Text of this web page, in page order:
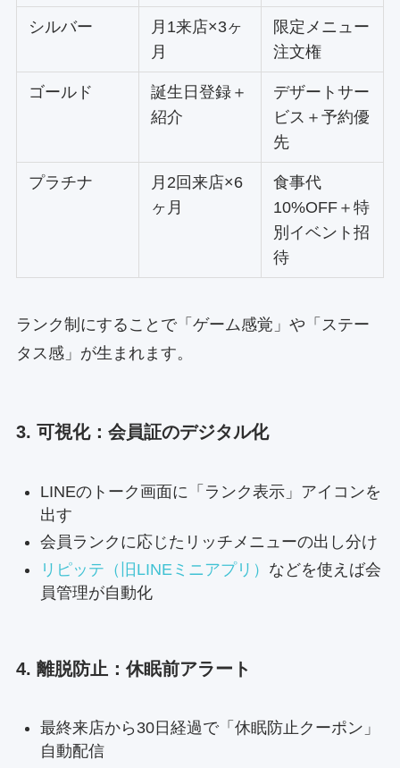
シルバー
月1来店×3ヶ
月
限定メニュー
注文権
ゴールド
誕生日登録＋
紹介
デザートサー
ビス＋予約優
先
プラチナ
月2回来店×6
ヶ月
食事代
10%OFF＋特
別イベント招
待
ランク制にすることで「ゲーム感覚」や「ステー
タス感」が生まれます。
3. 可視化：会員証のデジタル化
LINEのトーク画面に「ランク表示」アイコンを
出す
会員ランクに応じたリッチメニューの出し分け
リピッテ（旧LINEミニアプリ） などを使えば会
員管理が自動化
4. 離脱防止：休眠前アラート
最終来店から30日経過で「休眠防止クーポン」
自動配信